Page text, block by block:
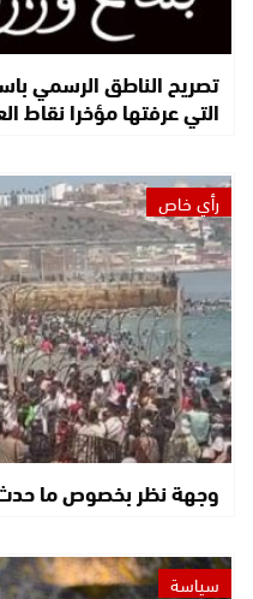
تصريح الناطق الرسمي
التي عرفتها مؤخرا نقاط
رأي خاص
وجهة نظر بخصوص ما
سياسة